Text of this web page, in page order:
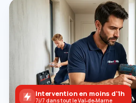
Intervention en moins d'1h
7j/7 dans tout le Val‑de‑Marne